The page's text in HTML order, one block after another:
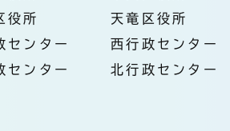
役所
天竜区役所
センター
西行政センター
センター
北行政センター